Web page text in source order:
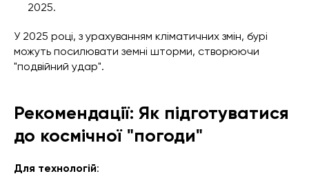
2025.
У 2025 році, з урахуванням кліматичних змін, бурі
можуть посилювати земні шторми, створюючи
"подвійний удар".
Рекомендації: Як підготуватися
до космічної "погоди"
Для технологій: